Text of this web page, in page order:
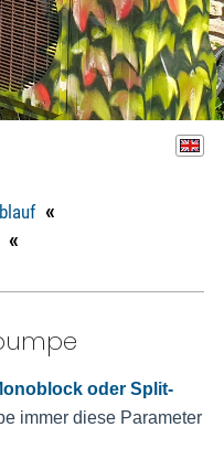
«
«
oder Split-
immer diese Parameter